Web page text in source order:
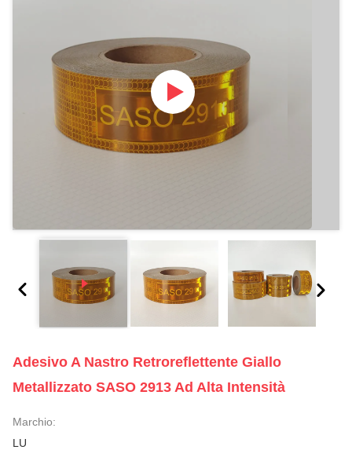
Adesivo A Nastro Retroreflettente Giallo
Metallizzato SASO 2913 Ad Alta Intensità
Marchio:
LU